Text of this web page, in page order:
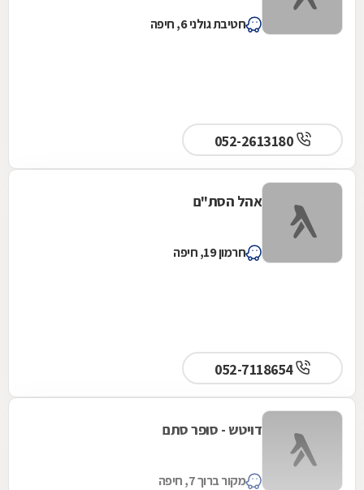
חטיבת גולני 6, חיפה
אהל הסת"ם
חרמון 19, חיפה
052-7118654
דויטש - סופר סתם
מקור ברוך 7, חיפה